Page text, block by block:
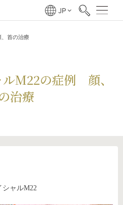
首の治療
ルM22の症例 顔、
治療
シャルM22